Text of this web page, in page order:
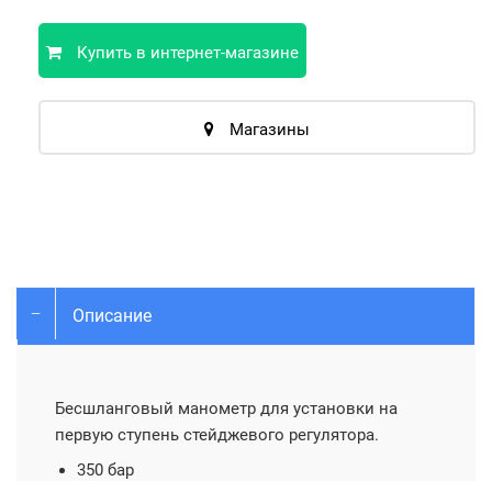
Купить в интернет-магазине
Магазины
Описание
Бесшланговый манометр для установки на
первую ступень стейджевого регулятора.
350 бар